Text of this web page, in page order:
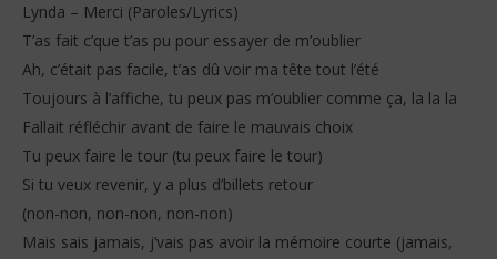
NOW VIEWING
Lynda – Merci (Paroles/Lyrics)
Lynda – Merci (Paroles/Lyrics)
T’as fait c’que t’as pu pour essayer de m’oublier
Ah, c’était pas facile, t’as dû voir ma tête tout l’été
Toujours à l’affiche, tu peux pas m’oublier comme ça, la la la
Fallait réfléchir avant de faire le mauvais choix
Tu peux faire le tour (tu peux faire le tour)
Si tu veux revenir, y a plus d’billets retour
(non-non, non-non, non-non)
Mais sais jamais, j’vais pas avoir la mémoire courte (jamais,